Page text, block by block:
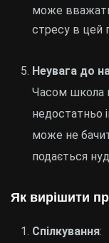
може
стресу в цей
Неувага до
Часом школа
недостатньо
може не
подається
Як вирішити
Спілкування: